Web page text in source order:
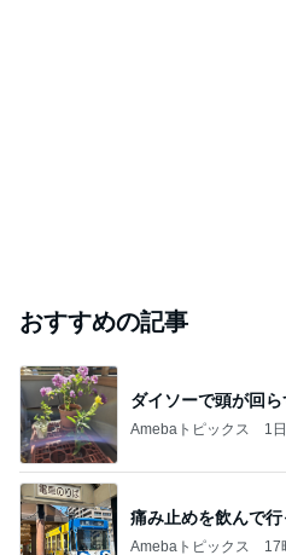
おすすめの記事
ダイソーで頭が回
Amebaトピックス 1
痛み止めを飲んで
Amebaトピックス 17